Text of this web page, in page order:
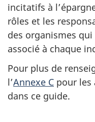
incitatifs à
rôles et les
des organismes
associé à chaque
Pour plus de
l’Annexe C pour les
dans ce guide.